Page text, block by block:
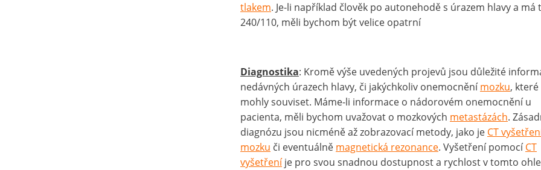
tlakem. Je-li například člověk po autonehodě s úrazem hlavy a má
240/110, měli bychom být velice opatrní
Diagnostika: Kromě výše uvedených projevů jsou důležité
nedávných úrazech hlavy, či jakýchkoliv onemocněnímozku, které
mohly souviset. Máme-li informace o nádorovém onemocnění u
pacienta, měli bychom uvažovat o mozkových metastázách.
diagnózu jsou nicméně až zobrazovací metody, jako je CT
mozku či eventuálně magnetická rezonance. Vyšetření pomocíCT
vyšetřeníje pro svou snadnou dostupnost a rychlost v tomto